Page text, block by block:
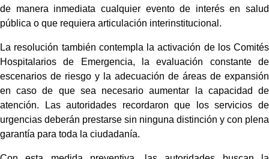
de manera inmediata cualquier evento de interés en salud
pública o que requiera articulación interinstitucional.
La resolución también contempla la activación de los Comités
Hospitalarios de Emergencia, la evaluación constante de
escenarios de riesgo y la adecuación de áreas de expansión
en caso de que sea necesario aumentar la capacidad de
atención. Las autoridades recordaron que los servicios de
urgencias deberán prestarse sin ninguna distinción y con plena
garantía para toda la ciudadanía.